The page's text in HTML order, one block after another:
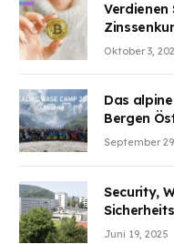
Verdienen
Oktober 3,
Das
Bergen
Wunden
September
Security,
Juni 19, 2025